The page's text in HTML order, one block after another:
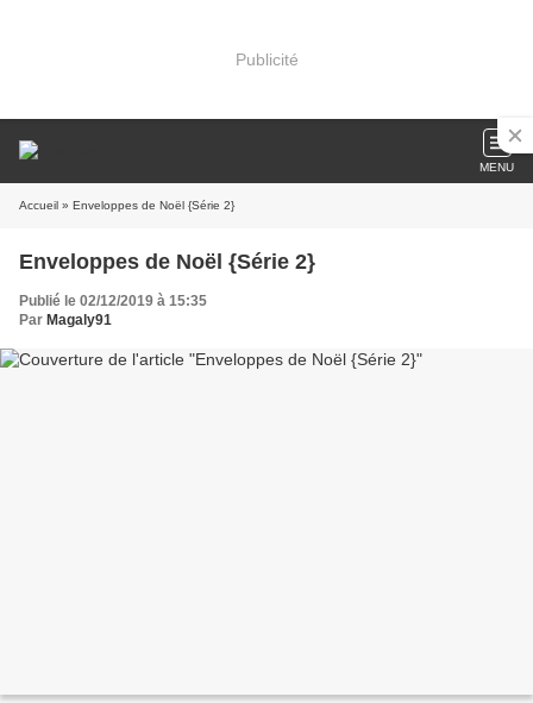
Publicité
MENU
Accueil » Enveloppes de Noël {Série 2}
Enveloppes de Noël {Série 2}
Publié le 02/12/2019 à 15:35
Par Magaly91